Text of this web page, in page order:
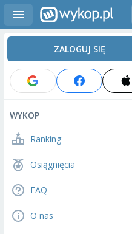
ZALOGUJ SIĘ
WYKOP
Ranking
Osiągnięcia
FAQ
O nas